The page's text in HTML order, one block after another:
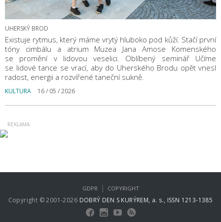
UHERSKÝ BROD
Existuje rytmus, který máme vrytý hluboko pod kůží. Stačí první
tóny cimbálu a atrium Muzea Jana Amose Komenského
se promění v lidovou veselici. Oblíbený seminář Učíme
se lidové tance se vrací, aby do Uherského Brodu opět vnesl
radost, energii a rozvířené taneční sukně.
KULTURA 16 / 05 / 2026
Copyright © 2001-2026 DOBRÝ DEN S KURÝREM, a. s., ISSN 1213-1385
GDPR | COPYRIGHT